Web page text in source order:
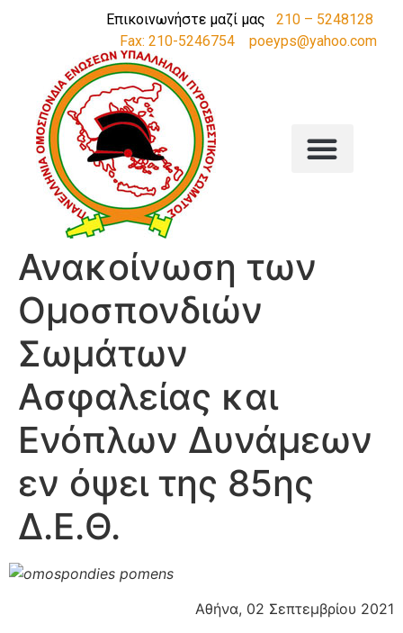
Επικοινωνήστε μαζί μας 210 – 5248128
Fax: 210-5246754
poeyps@yahoo.com
Ανακοίνωση των
Ομοσπονδιών
Σωμάτων
Ασφαλείας και
Ενόπλων Δυνάμεων
εν όψει της 85ης
Δ.Ε.Θ.
Αθήνα, 02 Σεπτεμβρίου 2021